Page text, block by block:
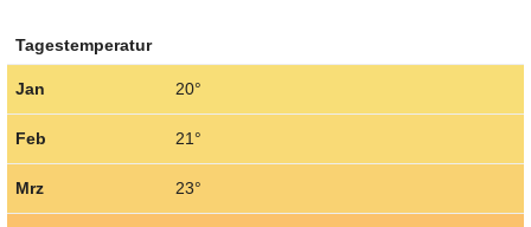
Tagestemperatur
Jan 20°
Feb 21°
Mrz 23°